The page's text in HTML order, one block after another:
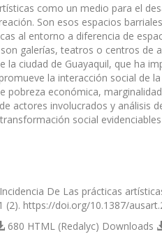
como un medio para el
Son esos espacios
al entorno a diferencia de
galerías, teatros o centros de
la ciudad de Guayaquil, que ha
la interacción social de
pobreza económica,
actores involucrados y análisis
social
De Las prácticas
(2). https://doi.org/10.1387/
680 HTML (Redalyc) Downloads